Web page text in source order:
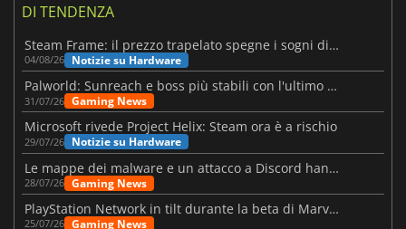
DI TENDENZA
Steam Frame: il prezzo trapelato spegne i sogni di un VR economico
04/08/26 Notizie su Hardware
Palworld: Sunreach e boss più stabili con l'ultimo update
31/07/26 Gaming News
Microsoft rivede Project Helix: Steam ora è a rischio
29/07/26 Notizie su Hardware
Le mappe dei malware e un attacco a Discord hanno colpito Meccha Chameleon
28/07/26 Gaming News
PlayStation Network in tilt durante la beta di Marvel Tōkon
25/07/26 Gaming News